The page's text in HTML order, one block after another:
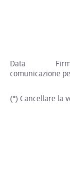
Data Firma
comunicazione
(*) Cancellare la